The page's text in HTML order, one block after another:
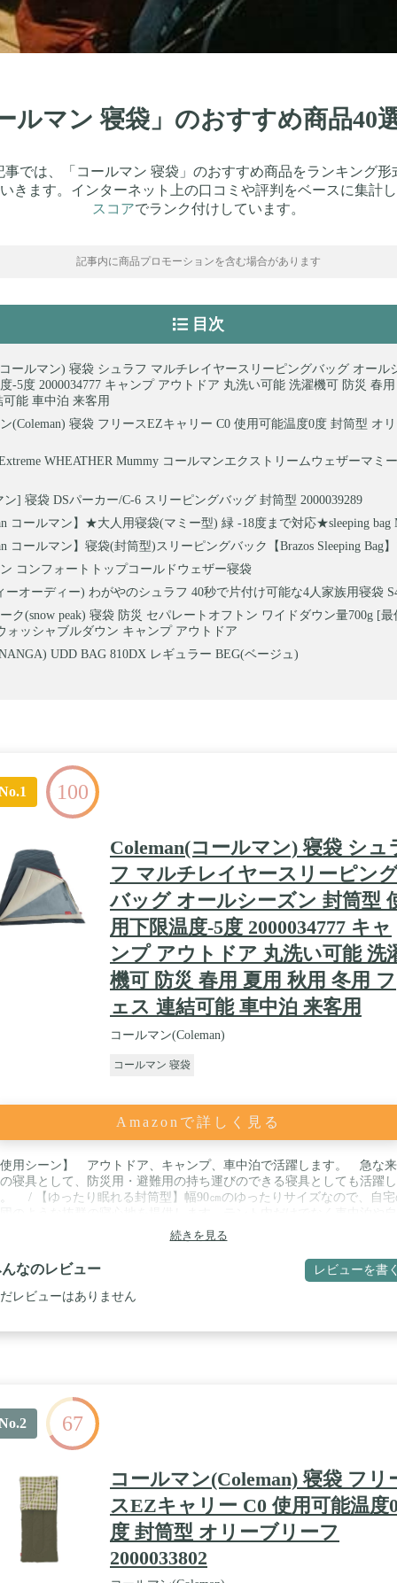
ルマン 寝袋」のおすすめ商品40
事では、「コールマン 寝袋」のおすすめ商品をランキング形
きます。インターネット上の口コミや評判をベースに集計し
スコアでランク付けしています。
記事内に商品プロモーションを含む場合があります
目次
コールマン) 寝袋 シュラフ マルチレイヤースリーピングバッグ オール
-5度 2000034777 キャンプ アウトドア 丸洗い可能 洗濯機可 防災 春
能 車中泊 来客用
(Coleman) 寝袋 フリースEZキャリー C0 使用可能温度0度 封筒型 オ
WHEATHER Mummy コールマンエクストリームウェザーマミ
] 寝袋 DSパーカー/C-6 スリーピングバッグ 封筒型 2000039289
コールマン】★大人用寝袋(マミー型) 緑 -18度まで対応★sleeping bag
コールマン】寝袋(封筒型)スリーピングバック【Brazos Sleeping Bag
コンフォートトップコールドウェザー寝袋
ーオーディー) わがやのシュラフ 40秒で片付け可能な4人家族用寝袋
ク(snow peak) 寝袋 防災 セパレートオフトン ワイドダウン量700g [最
ォッシャブルダウン キャンプ アウトドア
UDD BAG 810DX レギュラー BEG(ベージュ)
100
Coleman(コールマン) 寝袋 シュ
フ マルチレイヤースリーピン
バッグ オールシーズン 封筒型
用下限温度-5度 2000034777 キャ
ンプ アウトドア 丸洗い可能 洗
機可 防災 春用 夏用 秋用 冬用 フ
ェス 連結可能 車中泊 来客用
コールマン(Coleman)
コールマン 寝袋
Amazonで詳しく見る
用シーン】 アウトドア、キャンプ、車中泊で活躍します。 急な
寝具として、防災用・避難用の持ち運びのできる寝具としても活躍し
/ 【ゆったり眠れる封筒型】幅90㎝のゆったりサイズなので、自宅
防災等でも使用可能です。持ち運びに便利なキャリーケース付きです
ウォッシャブル】洗濯機で丸洗いが可能なので、手軽に清潔を保てま
※洗濯時はレイヤーごと個別にお洗濯ください。 / 【4シーズン対応
トレイヤー、ミッドレイヤー、フリースの3層構造になっており、3
ヤーを組み合わせてもそれぞれ分割しても使える4シーズン対応モデル
続きを見る
なのレビュー レビューを書く
レビューはありません
67
コールマン(Coleman) 寝袋 フリ
スEZキャリー C0 使用可能温度
度 封筒型 オリーブリーフ
2000033802